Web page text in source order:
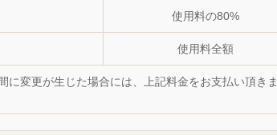
使用料の80%
使用料全額
変更が生じた場合には、上記料金をお支払い頂きま